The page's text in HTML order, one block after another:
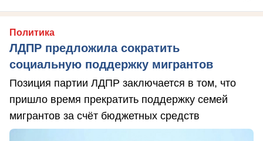
Политика
ЛДПР предложила сократить
социальную поддержку мигрантов
Позиция партии ЛДПР заключается в том, что
пришло время прекратить поддержку семей
мигрантов за счёт бюджетных средств